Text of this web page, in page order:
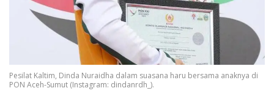
Pesilat Kaltim, Dinda Nuraidha dalam suasana haru bersama anaknya di
PON Aceh-Sumut (Instagram: dindanrdh_).